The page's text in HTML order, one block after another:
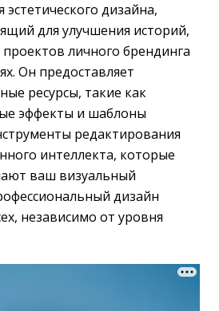
дизайна,
для улучшения историй,
личного брендинга
Он предоставляет
ресурсы, такие как
эффекты и шаблоны
редактирования
интеллекта, которые
ваш визуальный
дизайн
независимо от уровня